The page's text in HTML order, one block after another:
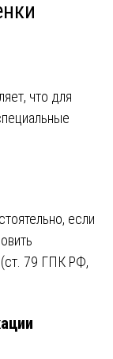
что для
если
(ст. 79 ГПК РФ,